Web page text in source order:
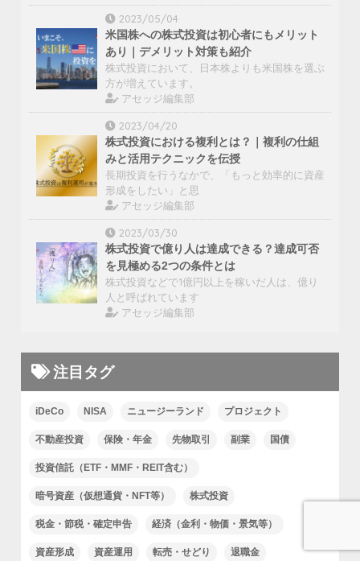
2023/05/04
米国株への株式投資は初心者にもメリット
あり｜デメリット対策も紹介
株式投資において、日本株よりも米国株を選ぶ
方が増えています。
アセッジ編集部
2023/04/20
株式投資における複利とは？｜複利の仕組
みと活用テクニックを伝授
長期投資を行うなかで、「もっと効率的に資産
形成をしたい」と思
アセッジ編集部
2023/03/30
株式投資で億り人は達成できる？達成可否
を見極める2つの条件とは
株式投資などで1億円以上を稼いだ人は、億り
人と呼ばれています
アセッジ編集部
注目タグ
iDeCo NISA ニュージーランド プロジェクト
不動産投資 保険・年金 先物取引 副業 国債
投資信託（ETF・MMF・REIT含む）
暗号資産（仮想通貨・NFT等） 株式投資
税金・節税・確定申告 経済（金利・物価・景気等）
資産形成 資産運用 転売・せどり 退職金